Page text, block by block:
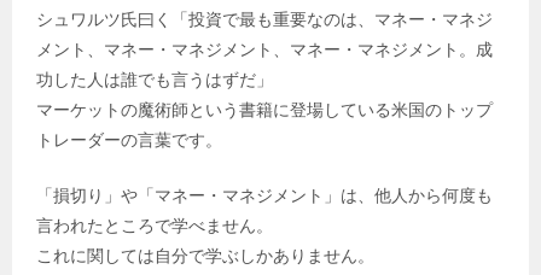
シュワルツ氏曰く「投資で最も重要なのは、マネー・マネジ
メント、マネー・マネジメント、マネー・マネジメント。成
功した人は誰でも言うはずだ」
マーケットの魔術師という書籍に登場している米国のトップ
トレーダーの言葉です。
「損切り」や「マネー・マネジメント」は、他人から何度も
言われたところで学べません。
これに関しては自分で学ぶしかありません。